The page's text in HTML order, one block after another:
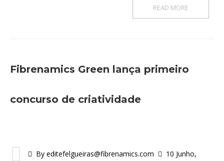
READ MORE
Fibrenamics Green lança primeiro
concurso de criatividade
By editefelgueiras@fibrenamics.com
10 Junho,